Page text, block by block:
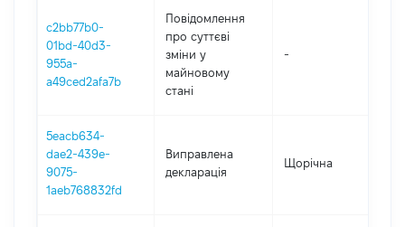
c2bb77b0-
01bd-40d3-
955a-
a49ced2afa7b
Повідомлення
про суттєві
зміни y
майновому
стані
-
5eacb634-
dae2-439e-
9075-
1aeb768832fd
Виправлена
декларація
Щорічна